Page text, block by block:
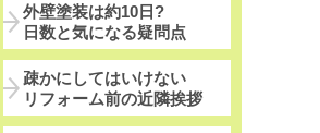
外壁塗装は約10日?
日数と気になる疑問点
疎かにしてはいけない
リフォーム前の近隣挨拶